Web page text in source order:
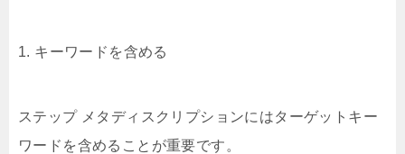
1. キーワードを含める
ステップ メタディスクリプションにはターゲットキー
ワードを含めることが重要です。